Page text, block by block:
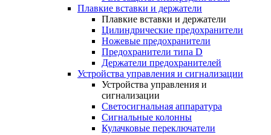
Плавкие вставки и держатели
Плавкие вставки и держатели
Цилиндрические предохранители
Ножевые предохранители
Предохранители типа D
Держатели предохранителей
Устройства управления и сигнализации
Устройства управления и
сигнализации
Светосигнальная аппаратура
Сигнальные колонны
Кулачковые переключатели